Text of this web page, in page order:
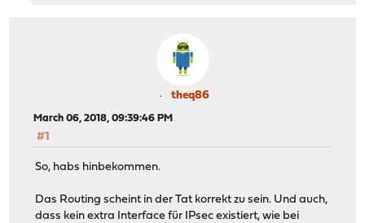
theq86
March 06, 2018, 09:39:46 PM
#1
So, habs hinbekommen.
Das Routing scheint in der Tat korrekt zu sein. Und auch,
dass kein extra Interface für IPsec existiert, wie bei